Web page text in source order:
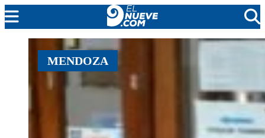
EL NUEVE
SOCIEDAD
POLÍTICA
MENDOZA